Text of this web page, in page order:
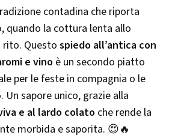
contadina che riporta
quando la cottura lenta allo
rito. Questospiedo all’antica con
e vino è un secondo piatto
per le feste in compagnia o le
Un sapore unico, grazie alla
e al lardo colato che rende la
morbida e saporita. 😍🔥